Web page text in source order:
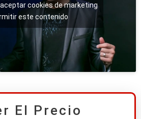
cookies de marketing
este contenido
El Precio